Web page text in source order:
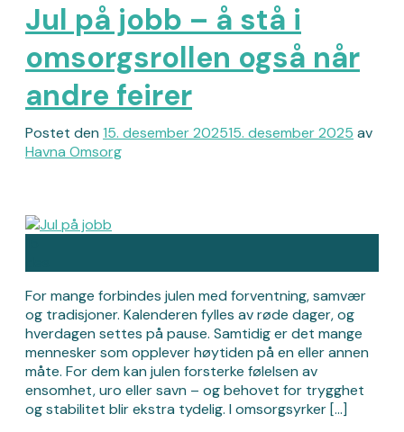
Jul på jobb – å stå i
omsorgsrollen også når
andre feirer
Postet den 15. desember 202515. desember 2025 av
Havna Omsorg
For mange forbindes julen med forventning, samvær
og tradisjoner. Kalenderen fylles av røde dager, og
hverdagen settes på pause. Samtidig er det mange
mennesker som opplever høytiden på en eller annen
måte. For dem kan julen forsterke følelsen av
ensomhet, uro eller savn – og behovet for trygghet
og stabilitet blir ekstra tydelig. I omsorgsyrker […]